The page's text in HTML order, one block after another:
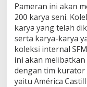
Pameran ini akan
200 karya seni.
karya yang telah
serta karya-karya
koleksi internal
ini akan
dengan tim kurator
yaitu América